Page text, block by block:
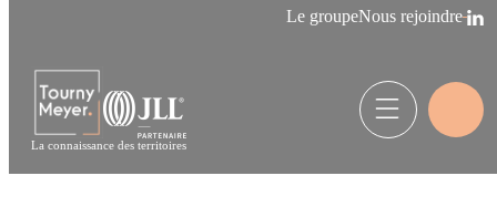
Le groupeNous rejoindre
La connaissance des territoires